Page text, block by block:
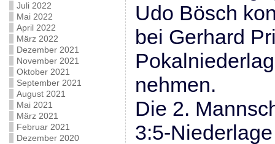
Juli 2022
Mai 2022
April 2022
März 2022
Dezember 2021
November 2021
Oktober 2021
September 2021
August 2021
Mai 2021
März 2021
Februar 2021
Dezember 2020
Udo Bösch
bei Gerhard
nehmen.
Die 2.
3:5-